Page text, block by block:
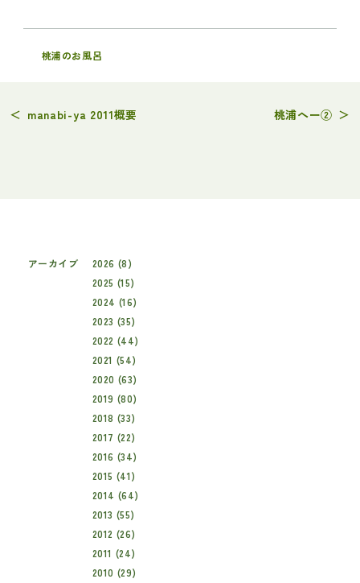
桃浦のお風呂
＜ manabi-ya 2011概要 桃浦へー② ＞
アーカイブ
2026 (8)
2025 (15)
2024 (16)
2023 (35)
2022 (44)
2021 (54)
2020 (63)
2019 (80)
2018 (33)
2017 (22)
2016 (34)
2015 (41)
2014 (64)
2013 (55)
2012 (26)
2011 (24)
2010 (29)